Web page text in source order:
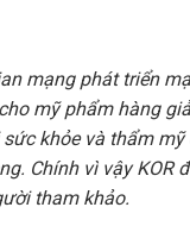
mạng phát triển
mỹ phẩm hàng
khỏe và thẩm
Chính vì vậy KOR
tham khảo.